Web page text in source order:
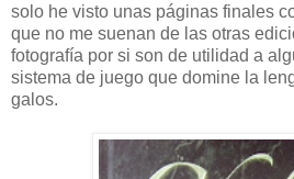
solo he visto unas páginas finales
que no me suenan de las otras
fotografía por si son de utilidad a
sistema de juego que domine la
galos.